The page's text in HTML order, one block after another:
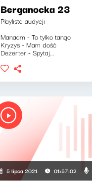
Berganocka 23
Playlista audycji:
Manaam - To tylko tango
Kryzys - Mam dość
Dezerter - Spytaj...
5 lipca 2021 01:57:02